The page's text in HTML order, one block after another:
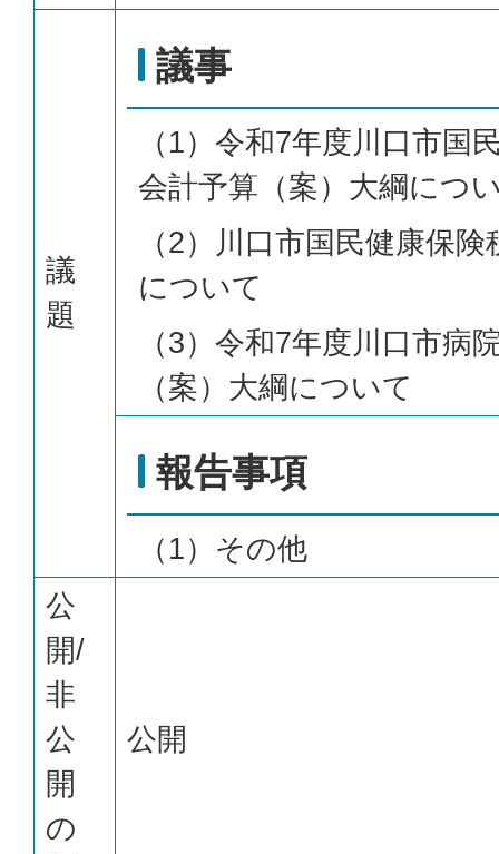
議
題
議事
（1）令和7年度川口市国
会計予算（案）大綱につ
（2）川口市国民健康保
について
（3）令和7年度川口市病
（案）大綱について
報告事項
（1）その他
公
開/
非
公
開
の
公開